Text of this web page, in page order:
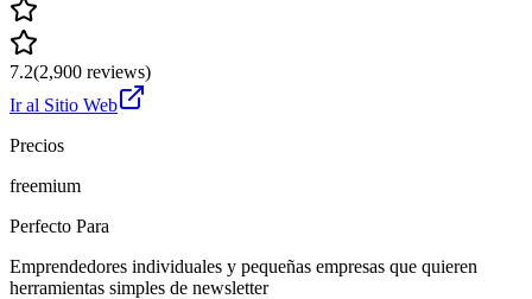
7.2(2,900 reviews)
Ir al Sitio Web
Precios
freemium
Perfecto Para
Emprendedores individuales y pequeñas empresas que quieren
herramientas simples de newsletter